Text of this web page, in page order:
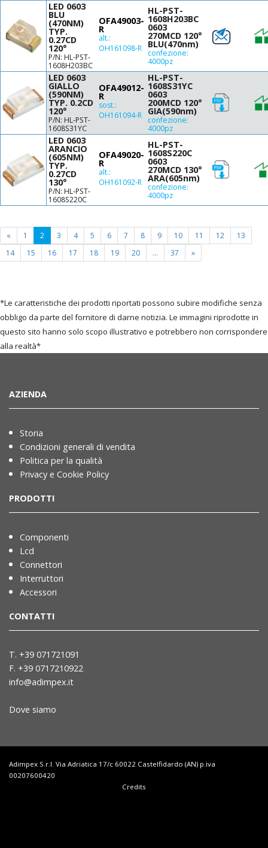
LED 0603
BLU
(470NM)
TYP.
0.27CD
120°
P/N: HL-PST-
1608H203BC
OFA49003-
R
alt.:
OH161098-R
HL-PST-
1608H203BC
0603
270MCD 120°
BLU(470nm)
confezione:
4000pz
LED 0603
GIALLO
(590NM)
TYP. 0.2CD
120°
P/N: HL-PST-
1608S31YC
OFA49012-
R
sost.:
OH161094-R
HL-PST-
1608S31YC
0603
200MCD 120°
GIA(590nm)
confezione:
4000pz
LED 0603
ARANCIO
(605NM)
TYP.
0.27CD
130°
P/N: HL-PST-
1608S220C
OFA49020-
R
alt.:
OH161092-R
HL-PST-
1608S220C
0603
270MCD 130°
ARA(605nm)
confezione:
4000pz
« 1 2 (current
page)
3 4 5 6 7 8 9 10 11 12
13
14
15 16 17 18 19 20 ... 37 »
*Le caratteristiche dei prodotti riportati possono subire modifiche senza
obbligo da parte del fornitore di darne notizia. Le immagini riprodotte in
questo sito hanno solo scopo illustrativo e potrebbero non corrispondere
alla realtà*
AZIENDA
Storia
Condizioni generali di vendita
Politica per la qualità
Privacy e Cookie Policy
PRODOTTI
Componenti
Lcd
Connettori
Interruttori
Accessori
CONTATTI
T. +39 071721091
F. +39 0717210922
info@adimpex.it
Dove siamo
Adimpex S.r.l. Via Adriatica 17/c 60022 Castelfidardo (AN) p.iva
00207600420
Credits